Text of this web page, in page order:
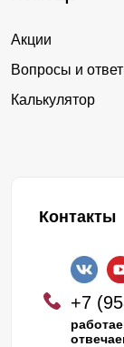
Акции
Вопросы и
Калькулятор
Контакты
+7